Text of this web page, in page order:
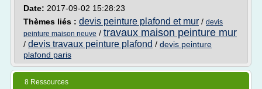
Date: 2017-09-02 15:28:23
Thèmes liés : devis peinture plafond et mur / devis
peinture maison neuve / travaux maison peinture mur
/ devis travaux peinture plafond / devis peinture
plafond paris
8 Ressources